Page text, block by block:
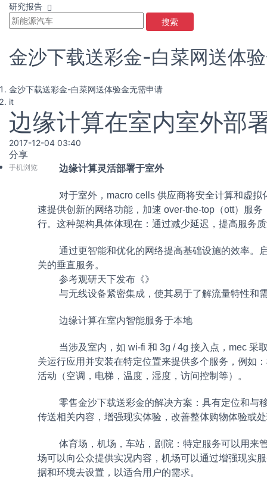
研究报告
搜索
金沙下载送彩金-白菜网送体
金沙下载送彩金-白菜网送体验金无需申请
it
边缘计算在室内室外部
2017-12-04 03:40
分享
手机浏览 边缘计算灵活部署于室外
对于室外，macro cells 供应商将安全计算和虚
速提供创新的网络功能，加速 over-the-top（ott）服
行。这种架构具体体现在：通过减少延迟，提高服务
通过更智能和优化的网络提高基础设施的效率。
关的垂直服务。
参考观研天下发布《》
与无线设备紧密集成，使其易于了解流量特性和
边缘计算在室内智能服务于本地
当涉及室内，如 wi-fi 和 3g / 4g 接入点，mec 采
关运行应用并安装在特定位置来提供多个服务，例如
活动（空调，电梯，温度，湿度，访问控制等）。
零售金沙下载送彩金的解决方案：具有定位和与
传送相关内容，增强现实体验，改善整体购物体验或
体育场，机场，车站，剧院：特定服务可以用来
场可以向公众提供实况内容，机场可以通过增强现实
据和环境去设置，以适合用户的需求。